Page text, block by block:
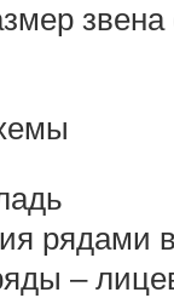
рядами
–